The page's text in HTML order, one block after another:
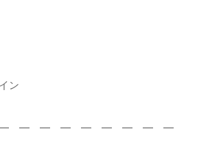
ン
━ ━ ━ ━ ━ ━ ━ ━